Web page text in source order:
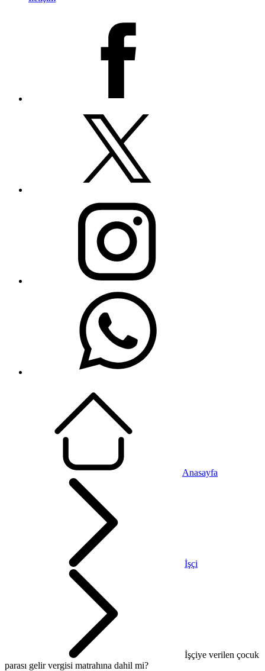
Anasayfa
İşçi
İşçiye verilen çocuk
parası gelir vergisi matrahına dahil mi?